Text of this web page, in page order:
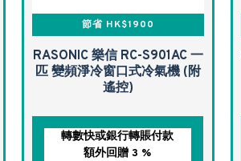
節省 HK$1900
RASONIC 樂信 RC-S901AC 一
匹 變頻淨冷窗口式冷氣機 (附
遙控)
轉數快或銀行轉賬付款
額外回贈 3 %